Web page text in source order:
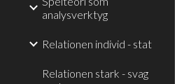
analysverktyg
Relationen individ - stat
Relationen stark - svag